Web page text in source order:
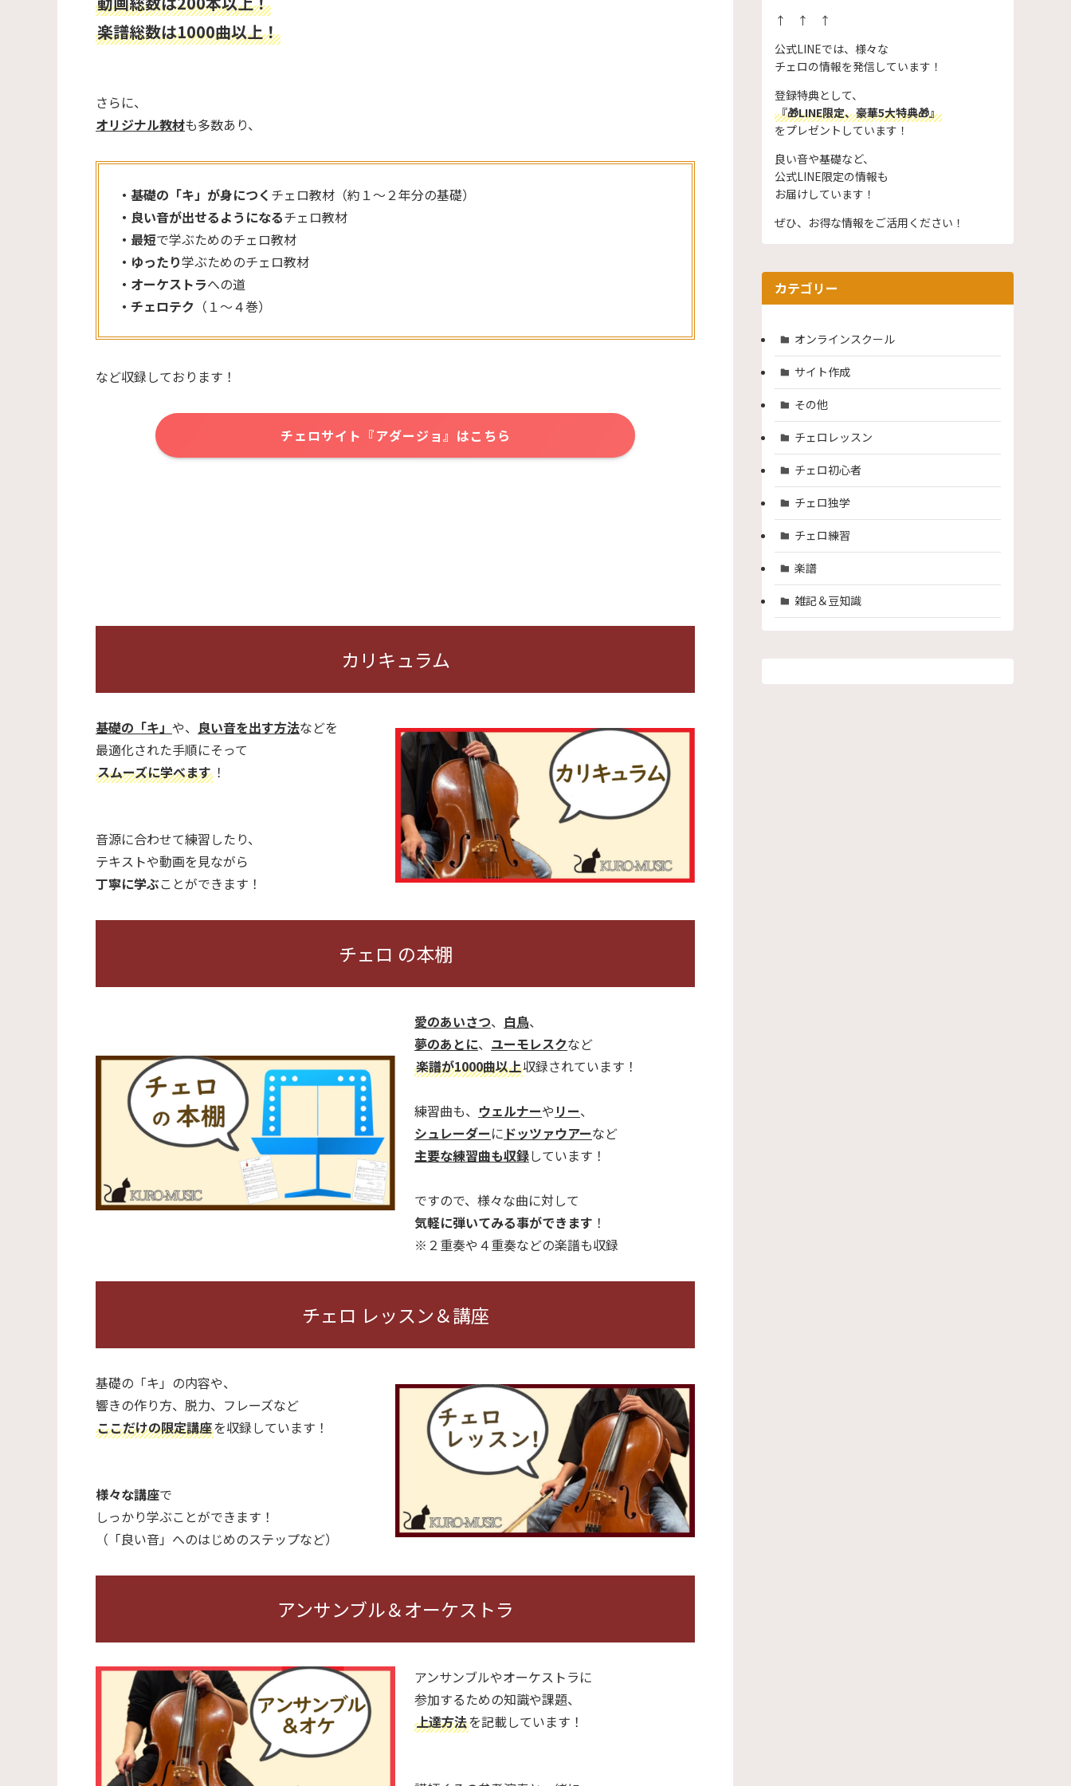
楽譜総数は1000曲以上！
さらに、
オリジナル教材も多数あり、
・基礎の「キ」が身につく チェロ教材（約１～２年分の基礎）
・良い音が出せるようになるチェロ教材
・最短で学ぶためのチェロ教材
・ゆったり学ぶためのチェロ教材
・オーケストラへの道
・チェロテク （１～４巻）
など収録しております！
チェロサイト『アダージョ』はこちら
カリキュラム
基礎の「キ」 や、 良い音を出す方法などを
最適化された手順にそって
スムーズに学べます ！
音源に合わせて練習したり、
テキストや動画を見ながら
丁寧に学ぶことができます！
チェロ の本棚
愛のあいさつ、 白鳥、
夢のあとに、 ユーモレスクなど
楽譜が1000曲以上収録されています！
練習曲も、 ウェルナーや リー、
シュレーダーに ドッツァウアーなど
主要な練習曲も収録しています！
ですので、様々な曲に対して
気軽に弾いてみる事ができます ！
※２重奏や４重奏などの楽譜も収録
チェロ レッスン＆講座
基礎の「キ」の内容や、
響きの作り方、脱力、フレーズなど
ここだけの限定講座を収録しています！
様々な講座で
しっかり学ぶことができます！
（「良い音」へのはじめのステップなど）
アンサンブル＆オーケストラ
アンサンブルやオーケストラに
参加するための知識や課題、
上達方法を記載しています！
↑ ↑ ↑
公式LINEでは、様々な
チェロの情報を発信しています！
登録特典として、
『🎁LINE限定、豪華5大特典🎁』
をプレゼントしています！
良い音や基礎など、
公式LINE限定の情報も
お届けしています！
ぜひ、お得な情報をご活用ください！
カテゴリー
オンラインスクール
サイト作成
その他
チェロレッスン
チェロ初心者
チェロ独学
チェロ練習
楽譜
雑記＆豆知識